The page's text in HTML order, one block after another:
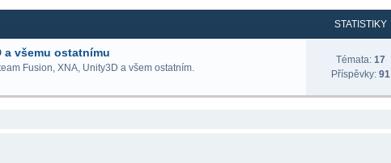
STATISTIKY
a všemu ostatnímu
Fusion, XNA, Unity3D a všem ostatním.
Témata: 17
Příspěvky: 91